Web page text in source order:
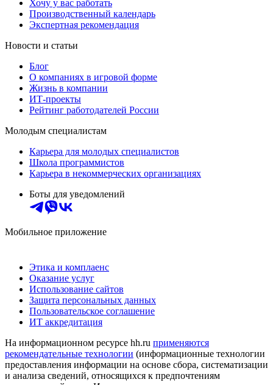
Хочу у вас работать
Производственный календарь
Экспертная рекомендация
Новости и статьи
Блог
О компаниях в игровой форме
Жизнь в компании
ИТ-проекты
Рейтинг работодателей России
Молодым специалистам
Карьера для молодых специалистов
Школа программистов
Карьера в некоммерческих организациях
Боты для уведомлений
Мобильное приложение
Этика и комплаенс
Оказание услуг
Использование сайтов
Защита персональных данных
Пользовательское соглашение
ИТ аккредитация
На информационном ресурсе hh.ru применяются
рекомендательные технологии (информационные технологии
предоставления информации на основе сбора, систематизации
и анализа сведений, относящихся к предпочтениям